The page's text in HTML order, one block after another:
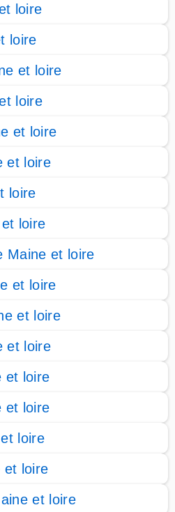
loire
loire
et loire
loire
et loire
et loire
loire
loire
Maine et loire
et loire
et loire
et loire
et loire
et loire
loire
et loire
et loire